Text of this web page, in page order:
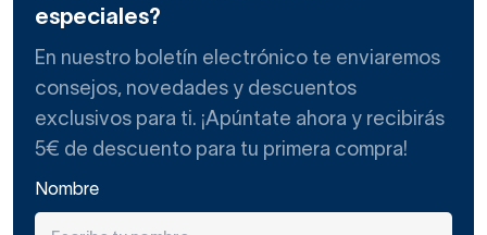
especiales?
En nuestro boletín electrónico te enviaremos
consejos, novedades y descuentos
exclusivos para ti. ¡Apúntate ahora y recibirás
5€ de descuento para tu primera compra!
Nombre